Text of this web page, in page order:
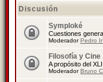
Discusión
Symploké
Cuestiones
ModeradorPedro
Filosofía y Cine
A propósito del
ModeradorBruno